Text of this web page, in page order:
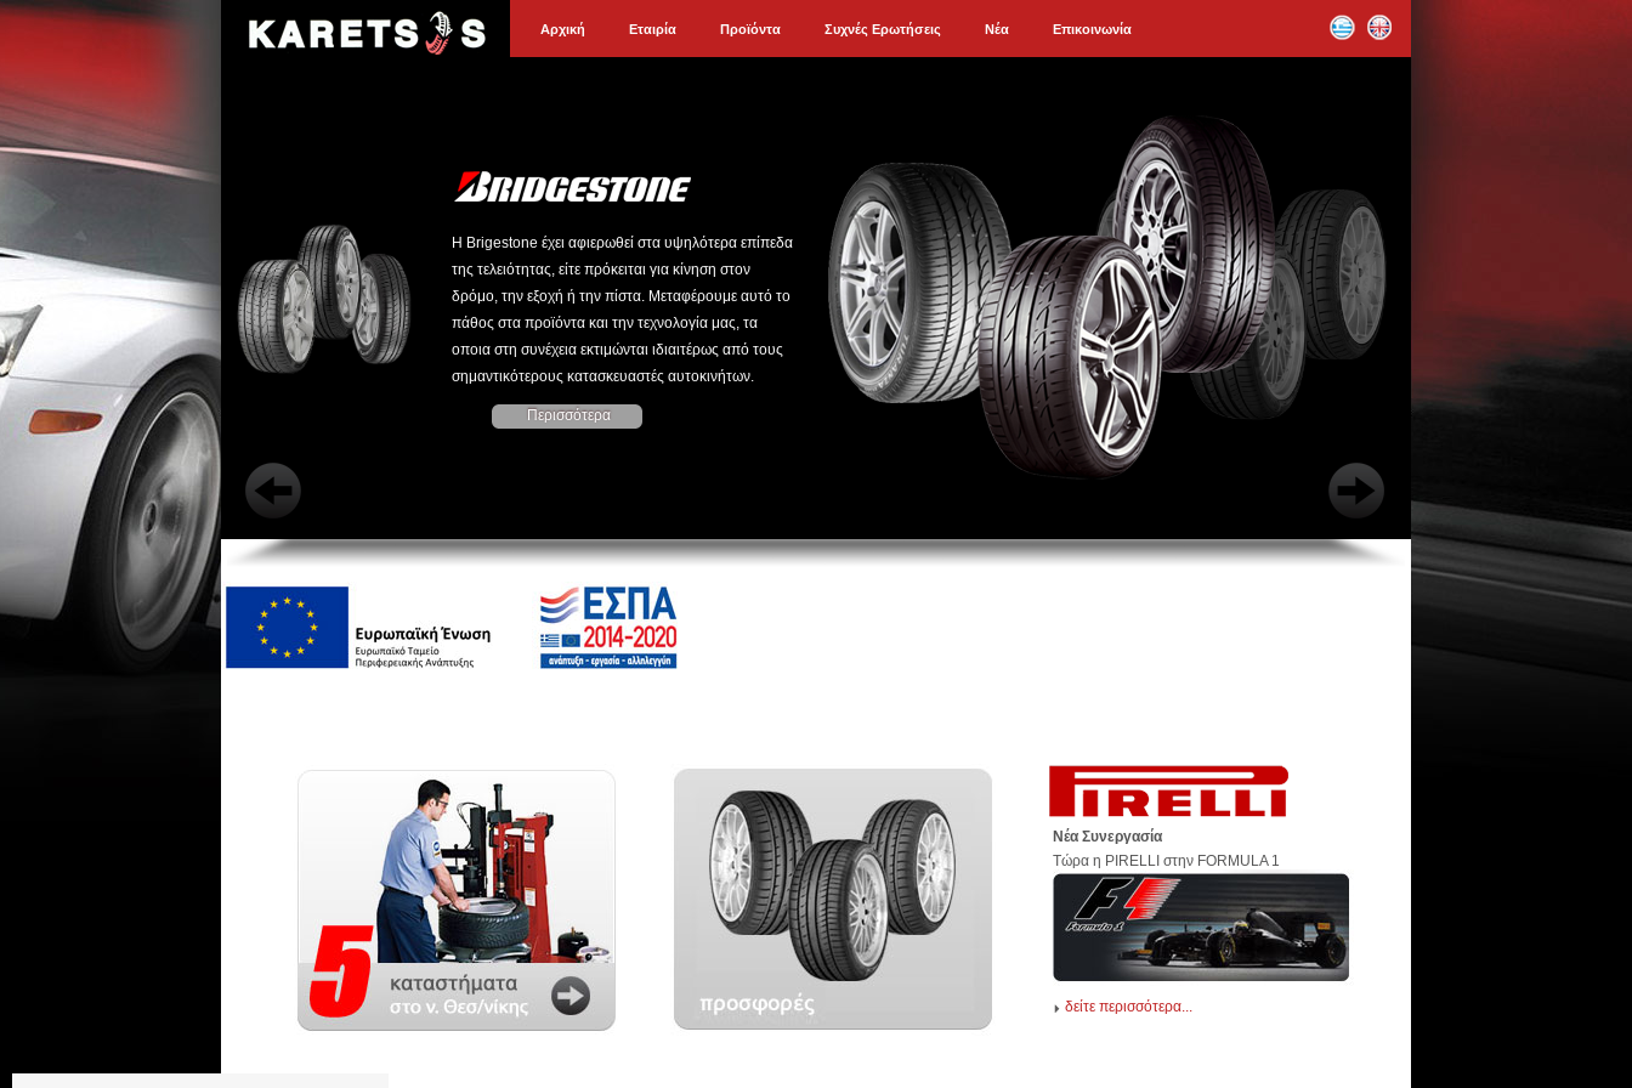
Αρχική Εταιρία Προϊόντα Συχνές Ερωτήσεις Νέα Επικοινωνία
Η Brigestone έχει αφιερωθεί στα υψηλότερα επίπεδα
της τελειότητας, είτε πρόκειται για κίνηση στον
δρόμο, την εξοχή ή την πίστα. Μεταφέρουμε αυτό το
πάθος στα προϊόντα και την τεχνολογία μας, τα
οποια στη συνέχεια εκτιμώνται ιδιαιτέρως από τους
σημαντικότερους κατασκευαστές αυτοκινήτων.
Περισσότερα
Νέα Συνεργασία
Τώρα η PIRELLI στην FORMULA 1
δείτε περισσότερα...